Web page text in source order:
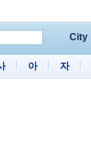
City
아 자